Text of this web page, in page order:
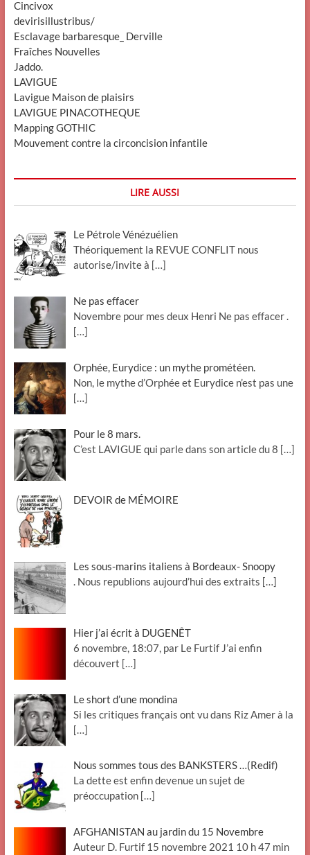
Cincivox
devirisillustribus/
Esclavage barbaresque_ Derville
Fraîches Nouvelles
Jaddo.
LAVIGUE
Lavigue Maison de plaisirs
LAVIGUE PINACOTHEQUE
Mapping GOTHIC
Mouvement contre la circoncision infantile
LIRE AUSSI
Le Pétrole Vénézuélien
Théoriquement la REVUE CONFLIT nous
autorise/invite à […]
Ne pas effacer
Novembre pour mes deux Henri Ne pas effacer .
[…]
Orphée, Eurydice : un mythe prométéen.
Non, le mythe d’Orphée et Eurydice n’est pas une
[…]
Pour le 8 mars.
C’est LAVIGUE qui parle dans son article du 8 […]
DEVOIR de MÉMOIRE
Les sous-marins italiens à Bordeaux- Snoopy
. Nous republions aujourd’hui des extraits […]
Hier j’ai écrit à DUGENÊT
6 novembre, 18:07, par Le Furtif J’ai enfin
découvert […]
Le short d’une mondina
Si les critiques français ont vu dans Riz Amer à la
[…]
Nous sommes tous des BANKSTERS …(Redif)
La dette est enfin devenue un sujet de
préoccupation […]
AFGHANISTAN au jardin du 15 Novembre
Auteur D. Furtif 15 novembre 2021 10 h 47 min